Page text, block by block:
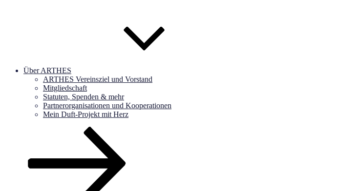
Über ARTHES
ARTHES Vereinsziel und Vorstand
Mitgliedschaft
Statuten, Spenden & mehr
Partnerorganisationen und Kooperationen
Mein Duft-Projekt mit Herz